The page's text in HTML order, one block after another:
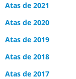
Atas de 2021
Atas de 2020
Atas de 2019
Atas de 2018
Atas de 2017